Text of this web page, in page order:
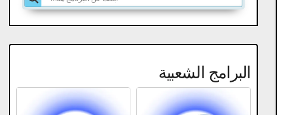
البرامج الشعبية